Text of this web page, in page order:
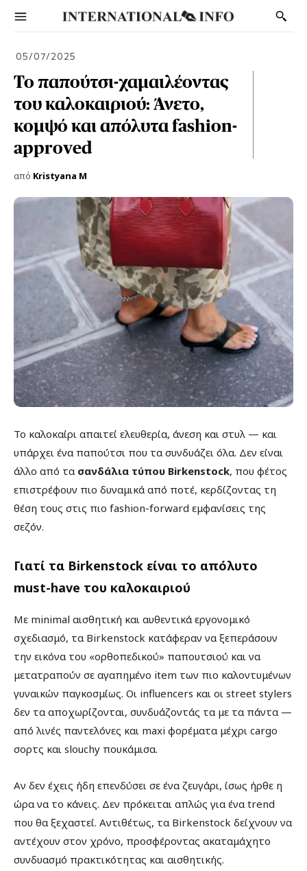
05/07/2025
Το παπούτσι-χαμαιλέοντας
του καλοκαιριού: Άνετο,
κομψό και απόλυτα fashion-
approved
από Kristyana M
Το καλοκαίρι απαιτεί ελευθερία, άνεση και στυλ — και
υπάρχει ένα παπούτσι που τα συνδυάζει όλα. Δεν είναι
άλλο από τα σανδάλια τύπου Birkenstock, που φέτος
επιστρέφουν πιο δυναμικά από ποτέ, κερδίζοντας τη
θέση τους στις πιο fashion-forward εμφανίσεις της
σεζόν.
Γιατί τα Birkenstock είναι το απόλυτο
must-have του καλοκαιριού
Με minimal αισθητική και αυθεντικά εργονομικό
σχεδιασμό, τα Birkenstock κατάφεραν να ξεπεράσουν
την εικόνα του «ορθοπεδικού» παπουτσιού και να
μετατραπούν σε αγαπημένο item των πιο καλοντυμένων
γυναικών παγκοσμίως. Οι influencers και οι street stylers
δεν τα αποχωρίζονται, συνδυάζοντάς τα με τα πάντα —
από λινές παντελόνες και maxi φορέματα μέχρι cargo
σορτς και slouchy πουκάμισα.
Αν δεν έχεις ήδη επενδύσει σε ένα ζευγάρι, ίσως ήρθε η
ώρα να το κάνεις. Δεν πρόκειται απλώς για ένα trend
που θα ξεχαστεί. Αντιθέτως, τα Birkenstock δείχνουν να
αντέχουν στον χρόνο, προσφέροντας ακαταμάχητο
συνδυασμό πρακτικότητας και αισθητικής.